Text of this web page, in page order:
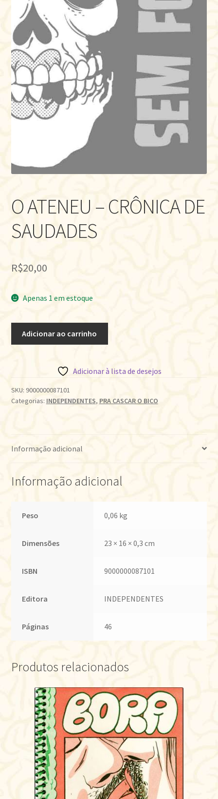
O ATENEU – CRÔNICA DE
SAUDADES
R$20,00
Apenas 1 em estoque
SAUDADES
quantidade
Adicionar ao carrinho
Adicionar à lista de desejos
SKU: 9000000087101
Categorias: INDEPENDENTES, PRA CASCAR O BICO
Informação adicional
Informação adicional
Peso 0,06 kg
Dimensões 23 × 16 × 0,3 cm
ISBN 9000000087101
Editora INDEPENDENTES
Páginas 46
Produtos relacionados